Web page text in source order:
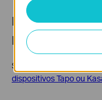
Falha ao
Dispositivo
Se a atualização de
dispositivos Tapo ou